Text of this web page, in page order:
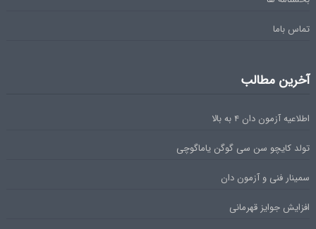
تماس باما
آخرین مطالب
اطلاعیه آزمون دان ۴ به بالا
تولد کایچو سن سی گوگن یاماگوچی
سمینار فنی و آزمون دان
افزایش جوایز قهرمانی